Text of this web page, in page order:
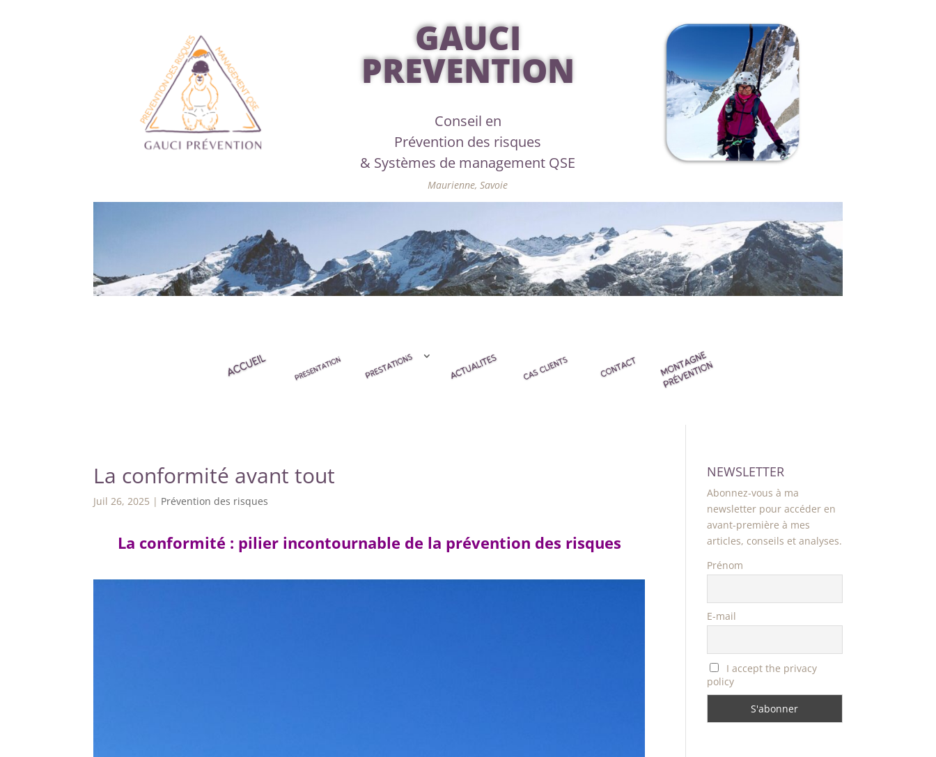
GAUCI
PREVENTION
Conseil en
Prévention des risques
& Systèmes de management QSE
Maurienne, Savoie
La conformité avant tout
Juil 26, 2025 | Prévention des risques
La conformité : pilier incontournable de la prévention des risques
NEWSLETTER
Abonnez-vous à ma
newsletter pour accéder en
avant-première à mes
articles, conseils et analyses.
Prénom
E-mail
I accept the privacy
policy